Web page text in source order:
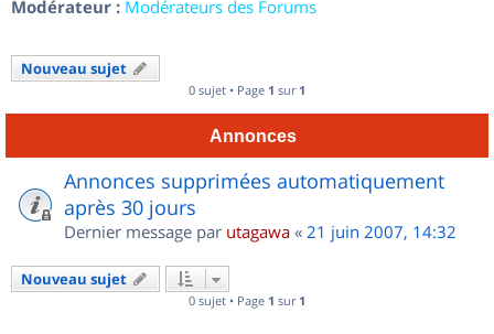
Modérateur : Modérateurs des Forums
Nouveau sujet
0 sujet • Page 1 sur 1
Annonces
Annonces supprimées automatiquement
après 30 jours
Dernier message par utagawa « 21 juin 2007, 14:32
Nouveau sujet
0 sujet • Page 1 sur 1